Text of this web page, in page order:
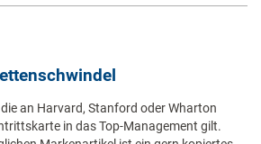
an Harvard, Stanford oder Wharton
in das Top-Management gilt.